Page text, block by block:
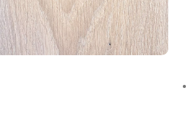
Haga Click para agrandar